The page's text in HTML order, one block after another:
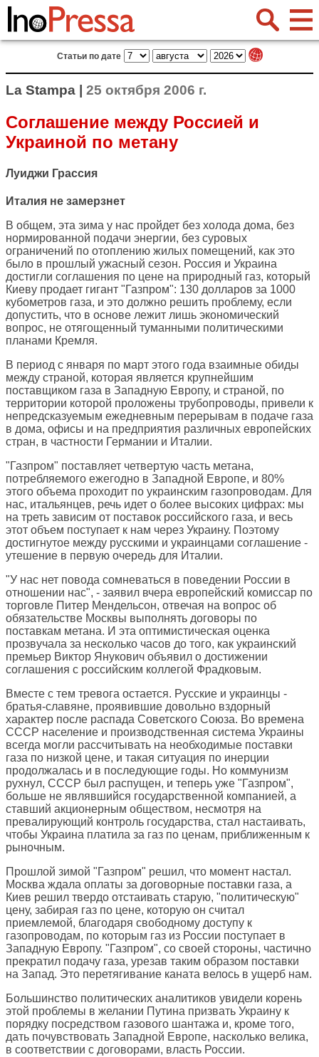
Статьи по дате
La Stampa | 25 октября 2006 г.
Соглашение между Россией и
Украиной по метану
Луиджи Грассия
Италия не замерзнет
В общем, эта зима у нас пройдет без холода дома, без
нормированной подачи энергии, без суровых
ограничений по отоплению жилых помещений, как это
было в прошлый ужасный сезон. Россия и Украина
достигли соглашения по цене на природный газ, который
Киеву продает гигант "Газпром": 130 долларов за 1000
кубометров газа, и это должно решить проблему, если
допустить, что в основе лежит лишь экономический
вопрос, не отягощенный туманными политическими
планами Кремля.
В период с января по март этого года взаимные обиды
между страной, которая является крупнейшим
поставщиком газа в Западную Европу, и страной, по
территории которой проложены трубопроводы, привели к
непредсказуемым ежедневным перерывам в подаче газа
в дома, офисы и на предприятия различных европейских
стран, в частности Германии и Италии.
"Газпром" поставляет четвертую часть метана,
потребляемого ежегодно в Западной Европе, и 80%
этого объема проходит по украинским газопроводам. Для
нас, итальянцев, речь идет о более высоких цифрах: мы
на треть зависим от поставок российского газа, и весь
этот объем поступает к нам через Украину. Поэтому
достигнутое между русскими и украинцами соглашение -
утешение в первую очередь для Италии.
"У нас нет повода сомневаться в поведении России в
отношении нас", - заявил вчера европейский комиссар по
торговле Питер Мендельсон, отвечая на вопрос об
обязательстве Москвы выполнять договоры по
поставкам метана. И эта оптимистическая оценка
прозвучала за несколько часов до того, как украинский
премьер Виктор Янукович объявил о достижении
соглашения с российским коллегой Фрадковым.
Вместе с тем тревога остается. Русские и украинцы -
братья-славяне, проявившие довольно вздорный
характер после распада Советского Союза. Во времена
СССР население и производственная система Украины
всегда могли рассчитывать на необходимые поставки
газа по низкой цене, и такая ситуация по инерции
продолжалась и в последующие годы. Но коммунизм
рухнул, СССР был распущен, и теперь уже "Газпром",
больше не являвшийся государственной компанией, а
ставший акционерным обществом, несмотря на
превалирующий контроль государства, стал настаивать,
чтобы Украина платила за газ по ценам, приближенным к
рыночным.
Прошлой зимой "Газпром" решил, что момент настал.
Москва ждала оплаты за договорные поставки газа, а
Киев решил твердо отстаивать старую, "политическую"
цену, забирая газ по цене, которую он считал
приемлемой, благодаря свободному доступу к
газопроводам, по которым газ из России поступает в
Западную Европу. "Газпром", со своей стороны, частично
прекратил подачу газа, урезав таким образом поставки
на Запад. Это перетягивание каната велось в ущерб нам.
Большинство политических аналитиков увидели корень
этой проблемы в желании Путина призвать Украину к
порядку посредством газового шантажа и, кроме того,
дать почувствовать Западной Европе, насколько велика,
в соответствии с договорами, власть России.